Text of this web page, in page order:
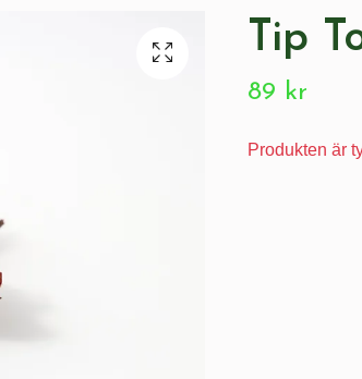
Tip
89 kr
Produkten är